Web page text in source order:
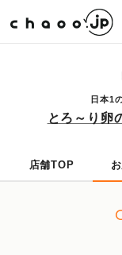
日本1
とろ～り卵
店舗TOP